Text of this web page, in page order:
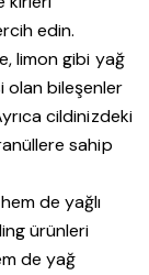
edin.
limon gibi yağ
olan bileşenler
cildinizdeki
sahip
de yağlı
ürünleri
de yağ